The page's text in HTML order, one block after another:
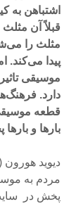
اشتباهن به
قبلاً آن
مثلث را
پیدا
موسیقی
دارد.
قطعه
بارها و
مردم به
پخش در سایت